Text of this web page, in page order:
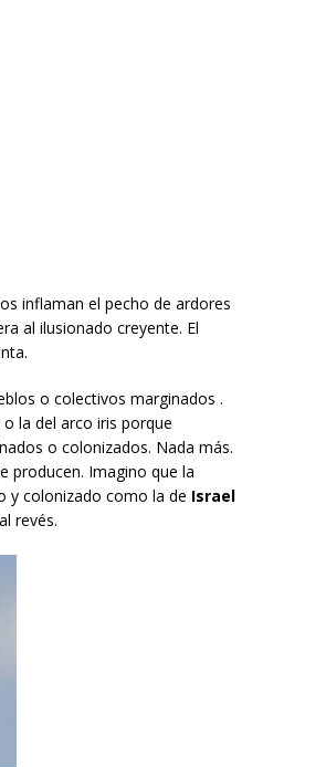
inflaman el pecho de ardores
al ilusionado creyente. El
o colectivos marginados .
la del arco iris porque
o colonizados. Nada más.
producen. Imagino que la
y colonizado como la de Israel
revés.